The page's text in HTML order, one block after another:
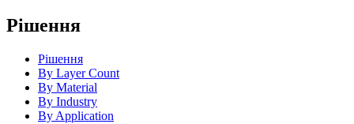
Рішення
Рішення
By Layer Count
By Material
By Industry
By Application